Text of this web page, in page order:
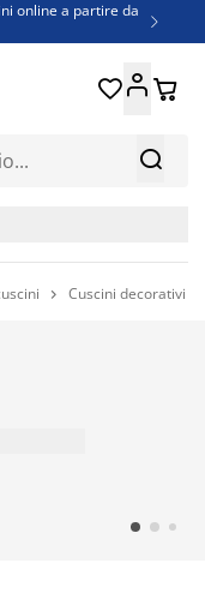
online a partire da

fino al 70%
più adatto a te

 
 Cuscini decorativi